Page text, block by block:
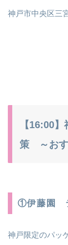
神戸市中央区三
【16:00
策 ～おす
①伊藤園
神戸限定のパッ